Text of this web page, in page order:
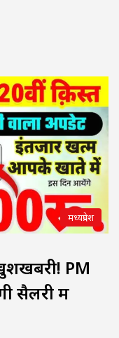
मध्यप्रदेश
PM
सैलरी में